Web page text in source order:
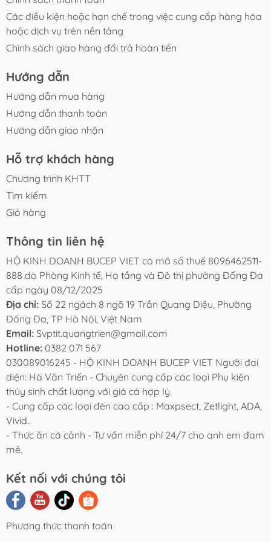
- Hỗ trợ tư vấn lựa chọn công suất phù hợp với kích
thước hồ.
- Hỗ trợ đổi trả theo chính sách của sàn nếu phát sinh
- Bảo hành chính hãng 6 tháng theo chính sách của
Các điều kiện hoặc hạn chế trong việc cung cấp hàng hóa
hoặc dịch vụ trên nền tảng
Chính sách giao hàng đổi trả hoàn tiền
Hướng dẫn
Hướng dẫn mua hàng
Hướng dẫn thanh toán
Hướng dẫn giao nhận
Hỗ trợ khách hàng
Chương trình KHTT
Tìm kiếm
Giỏ hàng
Thông tin liên hệ
HỘ KINH DOANH BUCEP VIET có mã số thuế 8096462511-
888 do Phòng Kinh tế, Hạ tầng và Đô thị phường Đống Đa
cấp ngày 08/12/2025
Địa chỉ: Số 22 ngách 8 ngõ 19 Trần Quang Diệu, Phường
Đống Đa, TP Hà Nội, Việt Nam
Email: Svptit.quangtrien@gmail.com
Hotline: 0382 071 567
030089016245 - HỘ KINH DOANH BUCEP VIET Người đại
diện: Hà Văn Triển - Chuyên cung cấp các loại Phụ kiện
thủy sinh chất lượng với giá cả hợp lý.
- Cung cấp các loại đèn cao cấp : Maxpsect, Zetlight, ADA,
Vivid..
- Thức ăn cá cảnh - Tư vấn miễn phí 24/7 cho anh em đam
mê.
Kết nối với chúng tôi
Phương thức thanh toán